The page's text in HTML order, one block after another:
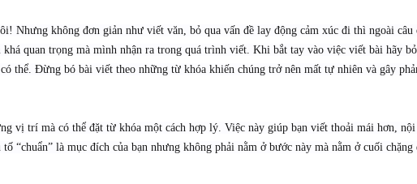
Nhưng không đơn giản như viết văn, bỏ qua vấn đề lay động cảm xúc đi thì ngoài câu
quan trọng mà mình nhận ra trong quá trình viết. Khi bắt tay vào việc viết bài hãy
thể. Đừng bó bài viết theo những từ khóa khiến chúng trở nên mất tự nhiên và gây
vị trí mà có thể đặt từ khóa một cách hợp lý. Việc này giúp bạn viết thoải mái hơn,
“chuẩn” là mục đích của bạn nhưng không phải nằm ở bước này mà nằm ở cuối